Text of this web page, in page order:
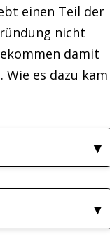
einen Teil der
nicht
damit
es dazu kam